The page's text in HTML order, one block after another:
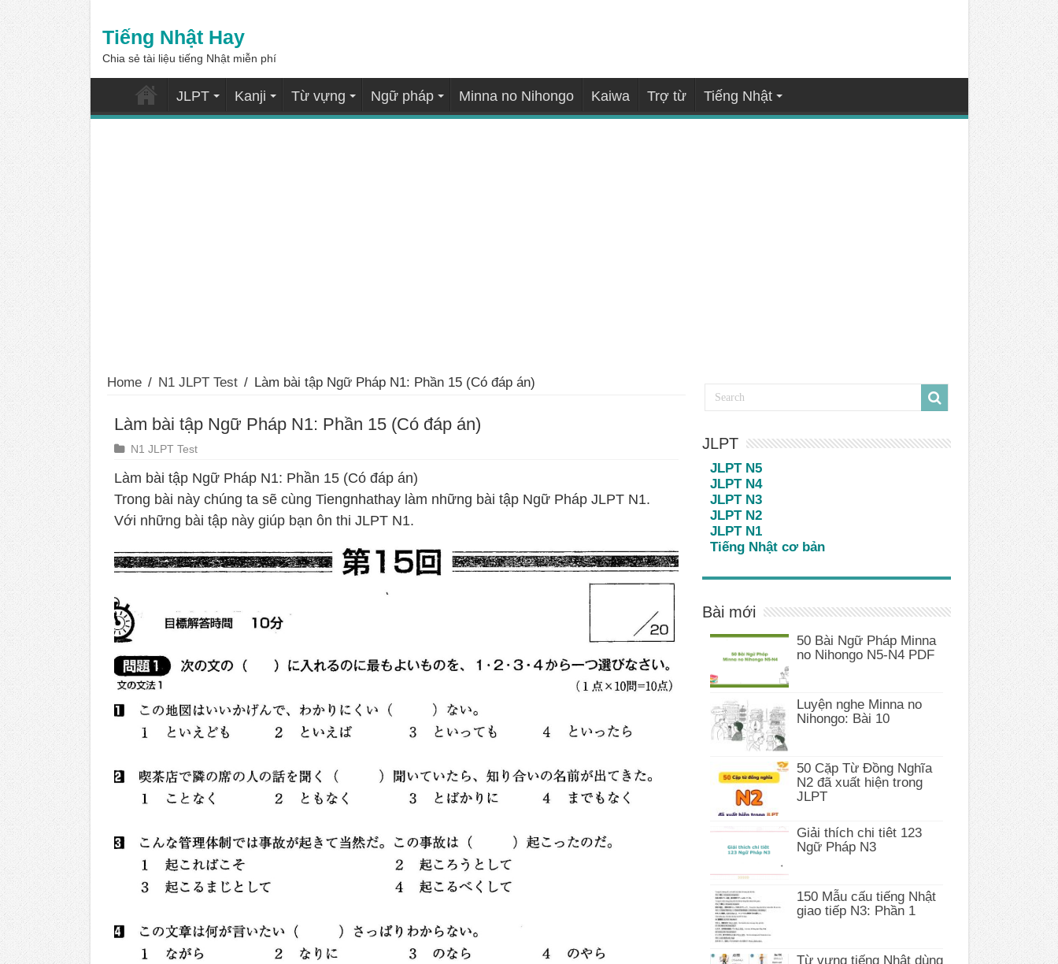
Tiếng Nhật Hay
Chia sẻ tài liệu tiếng Nhật miễn phí
JLPT Kanji Từ vựng Ngữ pháp Minna no Nihongo Kaiwa Trợ từ Tiếng Nhật
Home / N1 JLPT Test / Làm bài tập Ngữ Pháp N1: Phần 15 (Có đáp án)
Làm bài tập Ngữ Pháp N1: Phần 15 (Có đáp án)
N1 JLPT Test
Làm bài tập Ngữ Pháp N1: Phần 15 (Có đáp án)
Trong bài này chúng ta sẽ cùng Tiengnhathay làm những bài tập Ngữ Pháp JLPT N1.
Với những bài tập này giúp bạn ôn thi JLPT N1.
JLPT
JLPT N5
JLPT N4
JLPT N3
JLPT N2
JLPT N1
Tiếng Nhật cơ bản
Bài mới
50 Bài Ngữ Pháp Minna
no Nihongo N5-N4 PDF
Luyện nghe Minna no
Nihongo: Bài 10
50 Cặp Từ Đồng Nghĩa
N2 đã xuất hiện trong
JLPT
Giải thích chi tiêt 123
Ngữ Pháp N3
150 Mẫu cấu tiếng Nhật
giao tiếp N3: Phần 1
Từ vựng tiếng Nhật dùng